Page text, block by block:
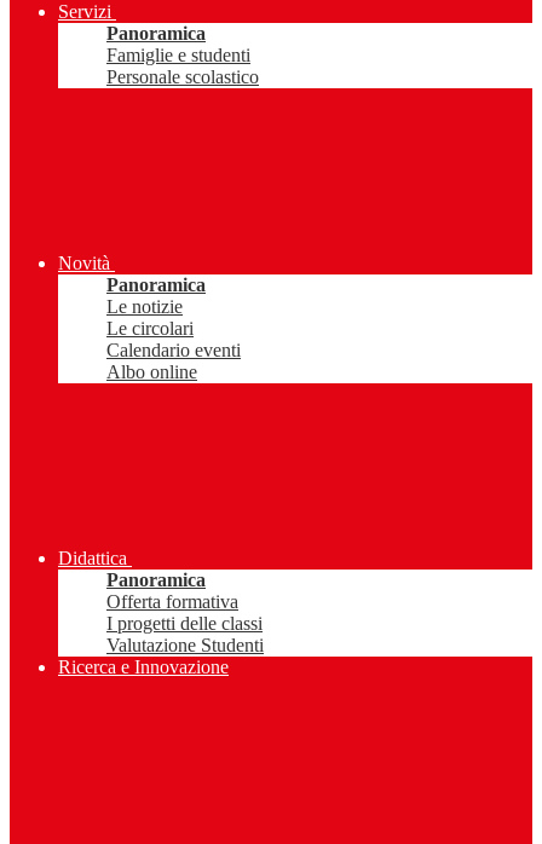
Servizi
Panoramica
Famiglie e studenti
Personale scolastico
Novità
Panoramica
Le notizie
Le circolari
Calendario eventi
Albo online
Didattica
Panoramica
Offerta formativa
I progetti delle classi
Valutazione Studenti
Ricerca e Innovazione